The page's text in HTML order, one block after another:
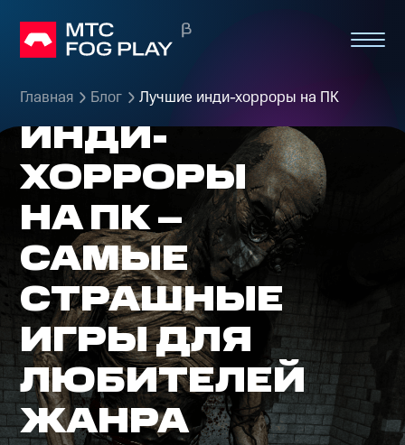
Главная Блог Лучшие инди-хорроры на ПК
ЛУЧШИЕ
ИНДИ-
ХОРРОРЫ
НА ПК –
САМЫЕ
СТРАШНЫЕ
ИГРЫ ДЛЯ
ЛЮБИТЕЛЕЙ
ЖАНРА